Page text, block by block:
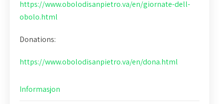
https://www.obolodisanpietro.va/en/giornate-dell-
obolo.html
Donations:
https://www.obolodisanpietro.va/en/dona.html
Informasjon